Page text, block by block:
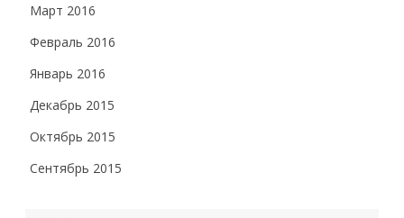
Март 2016
Февраль 2016
Январь 2016
Декабрь 2015
Октябрь 2015
Сентябрь 2015